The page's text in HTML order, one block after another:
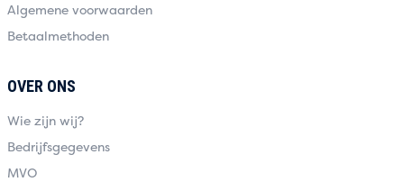
Algemene voorwaarden
Betaalmethoden
OVER ONS
Wie zijn wij?
Bedrijfsgegevens
MVO